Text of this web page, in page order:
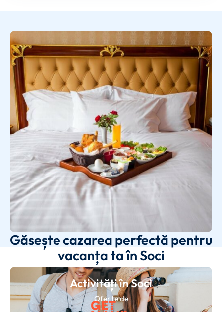
Găsește cazarea perfectă pentru
vacanța ta în Soci
Activități în Soci
Oferite de